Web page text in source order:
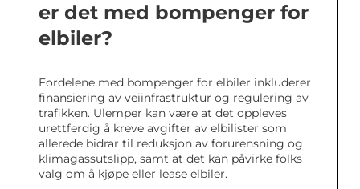
er det med bompenger for
elbiler?
Fordelene med bompenger for elbiler inkluderer
finansiering av veiinfrastruktur og regulering av
trafikken. Ulemper kan være at det oppleves
urettferdig å kreve avgifter av elbilister som
allerede bidrar til reduksjon av forurensning og
klimagassutslipp, samt at det kan påvirke folks
valg om å kjøpe eller lease elbiler.